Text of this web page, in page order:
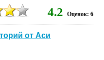
4.2 Оценок: 6
от Аси